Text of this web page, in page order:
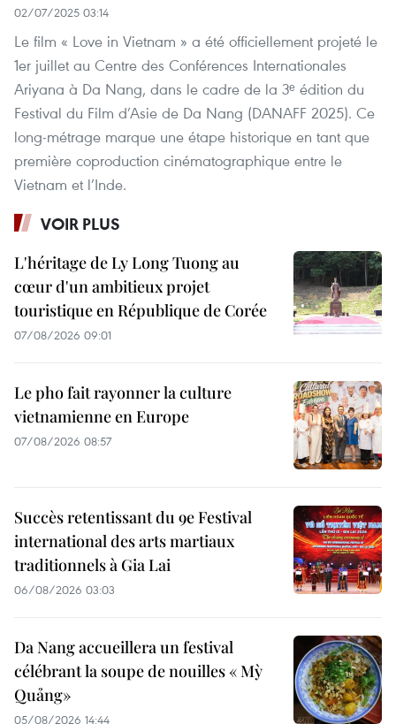
02/07/2025 03:14
Le film « Love in Vietnam » a été officiellement projeté le
1er juillet au Centre des Conférences Internationales
Ariyana à Da Nang, dans le cadre de la 3ᵉ édition du
Festival du Film d’Asie de Da Nang (DANAFF 2025). Ce
long-métrage marque une étape historique en tant que
première coproduction cinématographique entre le
Vietnam et l’Inde.
VOIR PLUS
L'héritage de Ly Long Tuong au
cœur d'un ambitieux projet
touristique en République de Corée
07/08/2026 09:01
Le pho fait rayonner la culture
vietnamienne en Europe
07/08/2026 08:57
Succès retentissant du 9e Festival
international des arts martiaux
traditionnels à Gia Lai
06/08/2026 03:03
Da Nang accueillera un festival
célébrant la soupe de nouilles « Mỳ
Quảng»
05/08/2026 14:44